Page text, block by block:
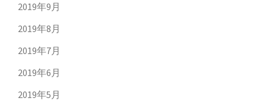
2019年9月
2019年8月
2019年7月
2019年6月
2019年5月